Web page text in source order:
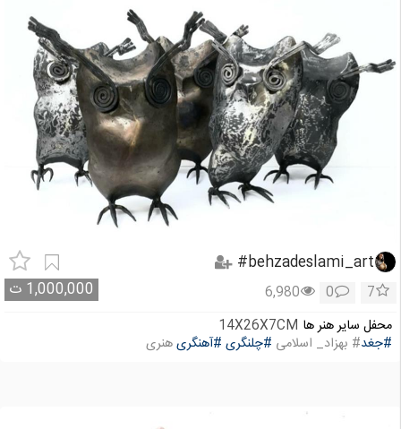
behzadeslami_art#
1,000,000 ت 7
0
6,980
محفل سایر هنر ها 14X26X7CM
#جغد# بهزاد_ اسلامی #چلنگری #آهنگریهنری